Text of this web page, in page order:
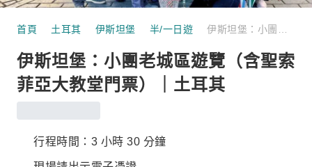
首頁 土耳其 伊斯坦堡 半/一日遊
伊斯坦堡：小團老城區遊覽（含聖索
菲亞大教堂門票）｜土耳其
行程時間：3 小時 30 分鐘